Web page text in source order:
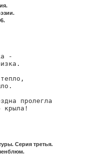
-
пролегла
крыла!
Серия третья.